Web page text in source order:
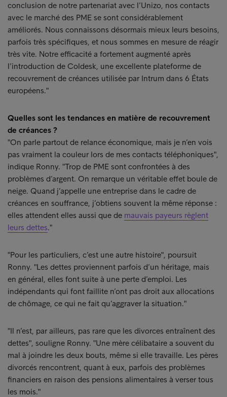
conclusion de notre partenariat avec l’Unizo, nos contacts
avec le marché des PME se sont considérablement
améliorés. Nous connaissons désormais mieux leurs besoins,
parfois très spécifiques, et nous sommes en mesure de réagir
très vite. Notre efficacité a fortement augmenté après
l’introduction de Coldesk, une excellente plateforme de
recouvrement de créances utilisée par Intrum dans 6 États
européens."
Quelles sont les tendances en matière de recouvrement
de créances ?
"On parle partout de relance économique, mais je n’en vois
pas vraiment la couleur lors de mes contacts téléphoniques",
indique Ronny. "Trop de PME sont confrontées à des
problèmes d’argent. On remarque un véritable effet boule de
neige. Quand j’appelle une entreprise dans le cadre de
créances en souffrance, j’obtiens souvent la même réponse :
elles attendent elles aussi que de mauvais payeurs règlent
leurs dettes."
"Pour les particuliers, c’est une autre histoire", poursuit
Ronny. "Les dettes proviennent parfois d’un héritage, mais
en général, elles font suite à une perte d’emploi. Les
indépendants qui font faillite n’ont pas droit aux allocations
de chômage, ce qui ne fait qu’aggraver la situation."
"Il n’est, par ailleurs, pas rare que les divorces entraînent des
dettes", souligne Ronny. "Une mère célibataire a souvent du
mal à joindre les deux bouts, même si elle travaille. Les pères
divorcés rencontrent, quant à eux, parfois des problèmes
financiers en raison des pensions alimentaires à verser tous
les mois."